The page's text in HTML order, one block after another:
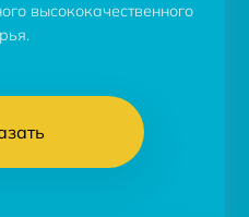
высококачественного